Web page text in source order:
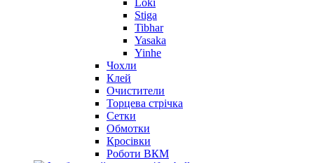
Loki
Stiga
Tibhar
Yasaka
Yinhe
Чохли
Клей
Очистители
Торцева стрічка
Сетки
Обмотки
Кросівки
Роботи ВКМ